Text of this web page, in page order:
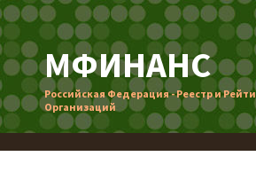
МФИНАНС
Российская Федерация - Реестр и
Организаций